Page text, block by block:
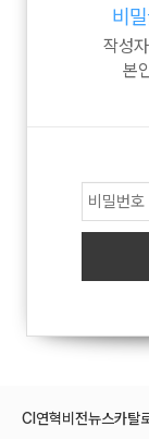
비
작성
본
CI 연혁비전뉴스카탈